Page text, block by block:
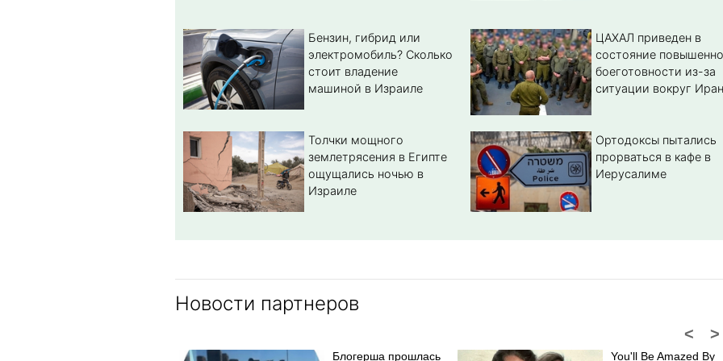
Бензин, гибрид или
электромобиль? Cколько
стоит владение
машиной в Израиле
ЦАХАЛ приведен в
состояние
боеготовности из-за
ситуации вокруг
Толчки мощного
землетрясения в Египте
ощущались ночью в
Израиле
Ортодоксы пытались
прорваться в кафе в
Иерусалиме
Новости партнеров
>
<
Блогерша прошлась You'll Be Amazed By